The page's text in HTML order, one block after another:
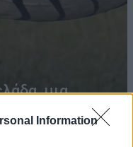
Information
μια